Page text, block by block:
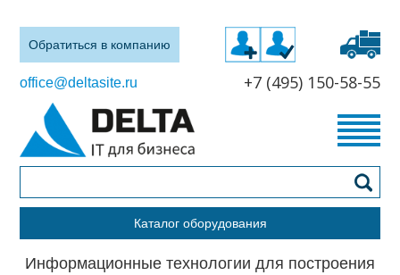
Обратиться в компанию
office@deltasite.ru +7 (495) 150-58-55
Каталог оборудования
Информационные технологии для построения